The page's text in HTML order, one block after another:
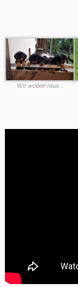
Wir wollen raus …